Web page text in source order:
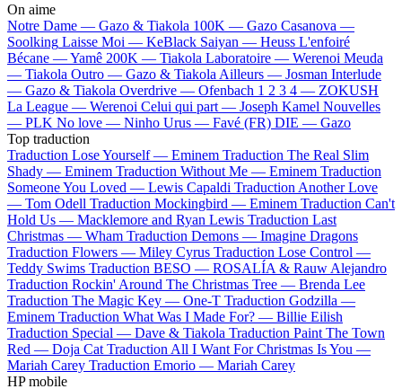
On aime
Notre Dame — Gazo & Tiakola 100K — Gazo Casanova —
Soolking Laisse Moi — KeBlack Saiyan — Heuss L'enfoiré
Bécane —Yamê 200K — Tiakola Laboratoire — Werenoi Meuda
— Tiakola Outro — Gazo & Tiakola Ailleurs — Josman Interlude
— Gazo & Tiakola Overdrive — Ofenbach 1 2 3 4 — ZOKUSH
La League — Werenoi Celui qui part — Joseph Kamel Nouvelles
— PLK No love — Ninho Urus — Favé (FR) DIE — Gazo
Top traduction
Traduction Lose Yourself — Eminem Traduction The Real Slim
Shady — Eminem Traduction Without Me — Eminem Traduction
Someone You Loved — Lewis Capaldi Traduction Another Love
— Tom Odell Traduction Mockingbird — Eminem Traduction Can't
Hold Us — Macklemore and Ryan Lewis Traduction Last
Christmas — Wham Traduction Demons — Imagine Dragons
Traduction Flowers — Miley Cyrus Traduction Lose Control —
Teddy Swims Traduction BESO — ROSALÍA & Rauw Alejandro
Traduction Rockin' Around The Christmas Tree — Brenda Lee
Traduction The Magic Key — One-T Traduction Godzilla —
Eminem Traduction What Was I Made For? — Billie Eilish
Traduction Special — Dave & Tiakola Traduction Paint The Town
Red — Doja Cat Traduction All I Want For Christmas Is You —
Mariah Carey Traduction Emorio — Mariah Carey
HP mobile